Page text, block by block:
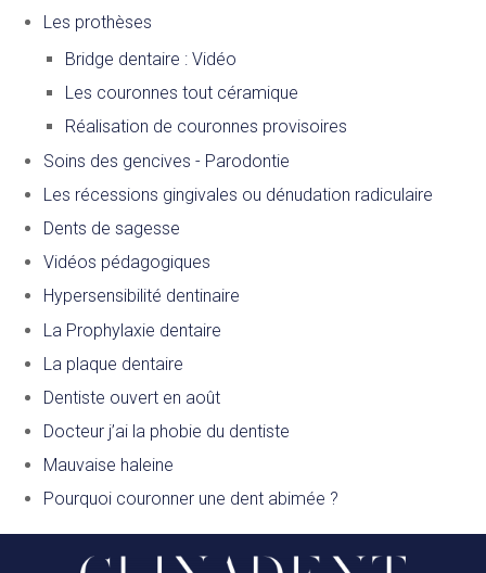
Les prothèses
Bridge dentaire : Vidéo
Les couronnes tout céramique
Réalisation de couronnes provisoires
Soins des gencives - Parodontie
Les récessions gingivales ou dénudation radiculaire
Dents de sagesse
Vidéos pédagogiques
Hypersensibilité dentinaire
La Prophylaxie dentaire
La plaque dentaire
Dentiste ouvert en août
Docteur j’ai la phobie du dentiste
Mauvaise haleine
Pourquoi couronner une dent abimée ?